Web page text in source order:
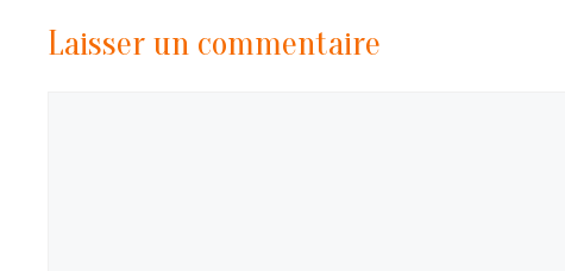
Laisser un commentaire